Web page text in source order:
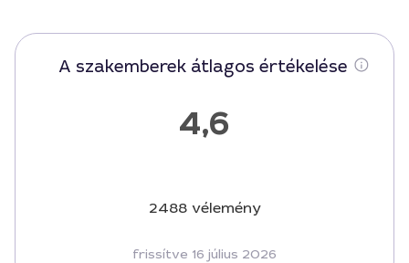
A szakemberek átlagos értékelése
4,6
2488 vélemény
frissítve 16 július 2026